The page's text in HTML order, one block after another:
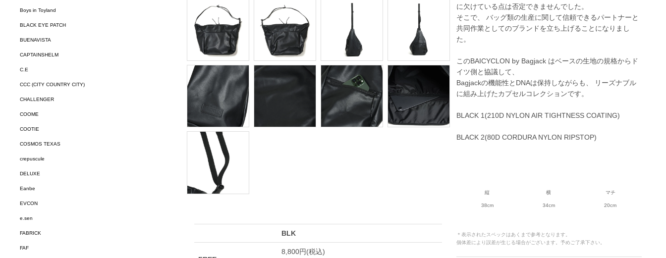
に欠けている点は否定できませんでした。
そこで、 バッグ類の生産に関して信頼できるパートナーと
共同作業としてのブランドを立ち上げることになりまし
た。
このBAICYCLON by Bagjack はベースの生地の規格からド
イツ側と協議して、
Bagjackの機能性とDNAは保持しながらも、 リーズナブル
に組み上げたカプセルコレクションです。
BLACK 1(210D NYLON AIR TIGHTNESS COATING)
BLACK 2(80D CORDURA NYLON RIPSTOP)
縦 横 マチ
38cm 34cm 20cm
＊表示されたスペックはあくまで参考となります。
個体差により誤差が生じる場合がございます。予めご了承下さい。
Boys in Toyland
BLACK EYE PATCH
BUENAVISTA
CAPTAINSHELM
C.E
CCC (CITY COUNTRY CITY)
CHALLENGER
COOME
COOTIE
COSMOS TEXAS
crepuscule
DELUXE
Eanbe
EVCON
e.sen
FABRICK
FAF